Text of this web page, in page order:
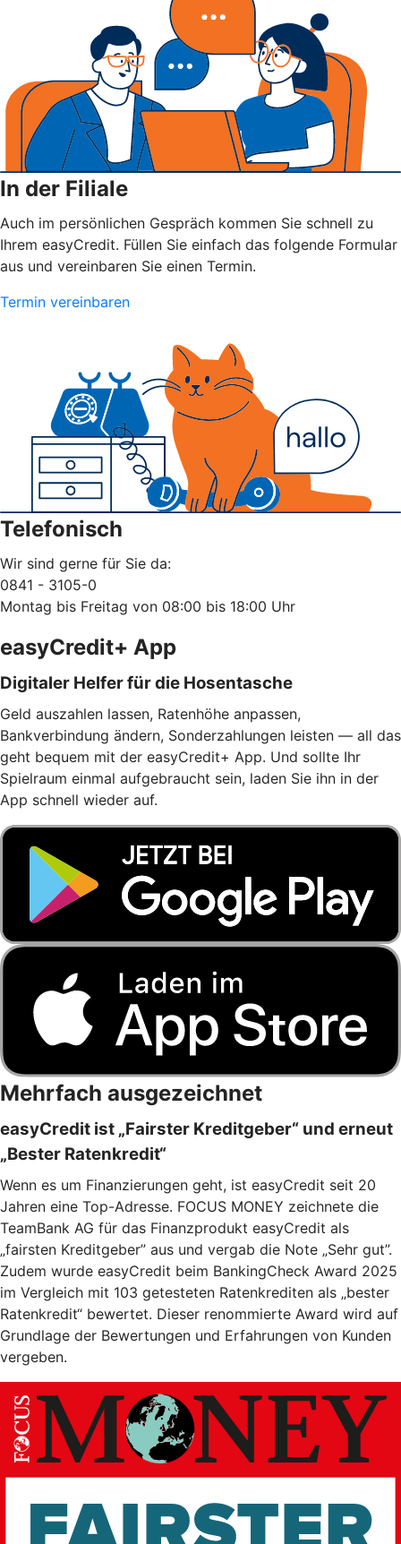
In der Filiale
Auch im persönlichen Gespräch kommen Sie schnell zu
Ihrem easyCredit. Füllen Sie einfach das folgende Formular
aus und vereinbaren Sie einen Termin.
Termin vereinbaren
Telefonisch
Wir sind gerne für Sie da:
0841 - 3105-0
Montag bis Freitag von 08:00 bis 18:00 Uhr
easyCredit+ App
Digitaler Helfer für die Hosentasche
Geld auszahlen lassen, Ratenhöhe anpassen,
Bankverbindung ändern, Sonderzahlungen leisten — all das
geht bequem mit der easyCredit+ App. Und sollte Ihr
Spielraum einmal aufgebraucht sein, laden Sie ihn in der
App schnell wieder auf.
Mehrfach ausgezeichnet
easyCredit ist „Fairster Kreditgeber“ und erneut
„Bester Ratenkredit“
Wenn es um Finanzierungen geht, ist easyCredit seit 20
Jahren eine Top-Adresse. FOCUS MONEY zeichnete die
TeamBank AG für das Finanzprodukt easyCredit als
„fairsten Kreditgeber” aus und vergab die Note „Sehr gut”.
Zudem wurde easyCredit beim BankingCheck Award 2025
im Vergleich mit 103 getesteten Ratenkrediten als „bester
Ratenkredit“ bewertet. Dieser renommierte Award wird auf
Grundlage der Bewertungen und Erfahrungen von Kunden
vergeben.